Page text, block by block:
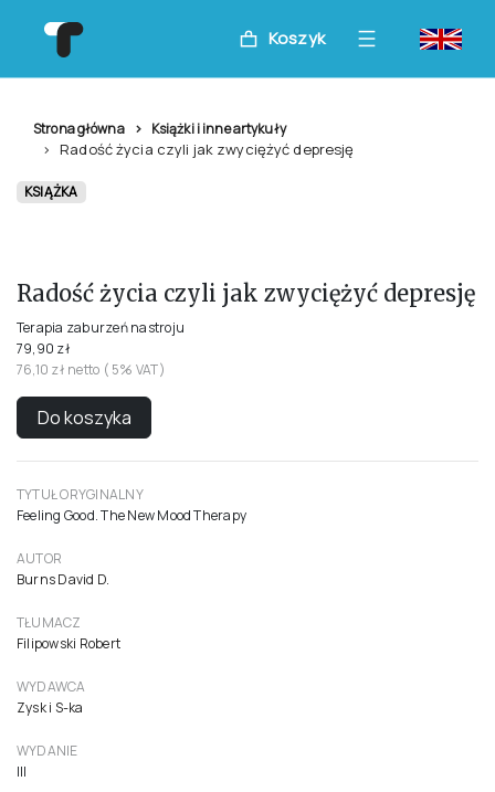
Koszyk
Strona główna Książki i inne artykuły
Radość życia czyli jak zwyciężyć depresję
KSIĄŻKA
Terapia zaburzeń nastroju
79,90 zł
76,10 zł netto ( 5% VAT)